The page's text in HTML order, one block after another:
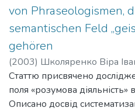
von Phraseologismen,
semantischen Feld
gehören
(2003) Школяренко Віра
Ivanivna
Статтю присвячено
поля «розумова діяльність»
Описано досвід